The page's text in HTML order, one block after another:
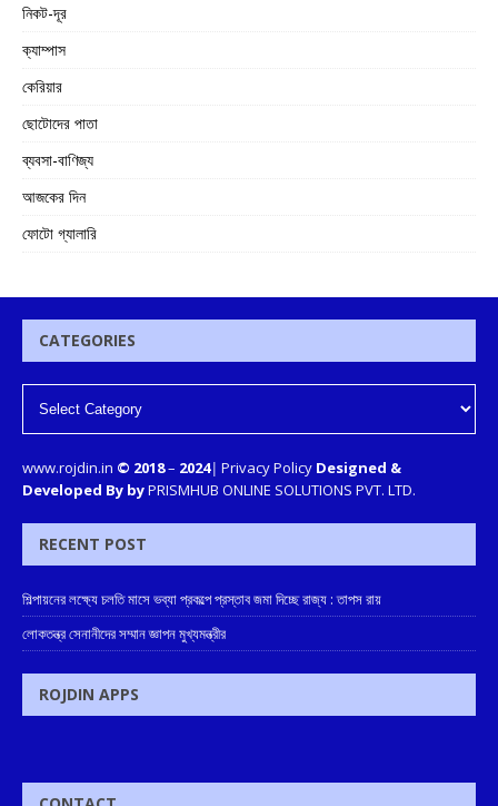
নিকট-দূর
ক্যাম্পাস
কেরিয়ার
ছোটোদের পাতা
ব্যবসা-বাণিজ্য
আজকের দিন
ফোটো গ্যালারি
CATEGORIES
www.rojdin.in © 2018– 2024| Privacy Policy Designed &
Developed By byPRISMHUB ONLINE SOLUTIONS PVT. LTD.
RECENT POST
শিল্পায়নের লক্ষ্যে চলতি মাসে ভব্যা প্রকল্পে প্রস্তাব জমা দিচ্ছে রাজ্য : তাপস রায়
লোকতন্ত্র সেনানীদের সম্মান জ্ঞাপন মুখ্যমন্ত্রীর
ROJDIN APPS